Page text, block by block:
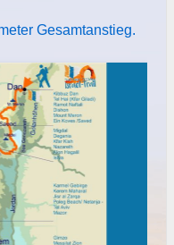
Gesamtanstieg.